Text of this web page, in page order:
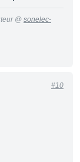
@ sonelec-
#10